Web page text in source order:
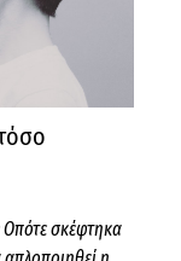
σκέφτηκα